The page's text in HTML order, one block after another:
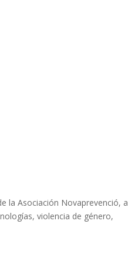
la Asociación Novaprevenció, a
violencia de género,